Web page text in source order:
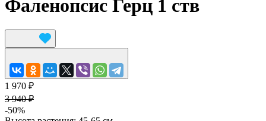
Фаленопсис Герц 1 ств
1 970 ₽
3 940 ₽
-50%